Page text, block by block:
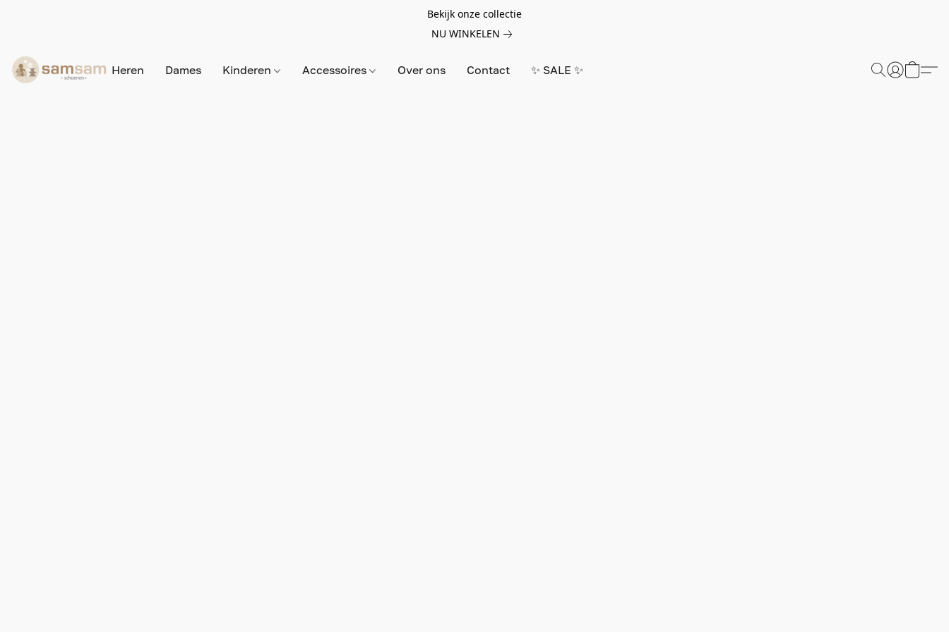
Bekijk onze collectie
NU WINKELEN
Heren Dames Kinderen Accessoires Over ons Contact ✨ SALE ✨